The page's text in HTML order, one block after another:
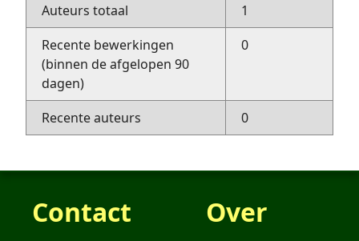
Auteurs totaal
1
Recente bewerkingen
(binnen de afgelopen 90
dagen)
0
Recente auteurs 0
Contact Over